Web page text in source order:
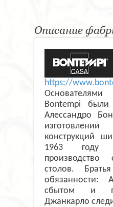
Описание
https://
Bontempi
Алессандро
конструкций
1963 году
столов.
обязанности:
сбытом и
Джанкарло